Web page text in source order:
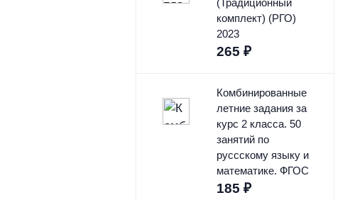
(Традиционный
комплект) (РГО)
2023
265 ₽
Комбинированные
летние задания за
курс 2 класса. 50
занятий по
руссскому языку и
математике. ФГОС
185 ₽